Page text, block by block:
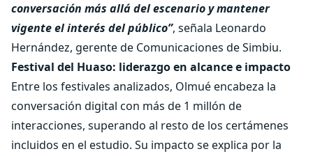
conversación más allá del escenario y mantener
vigente el interés del público”, señala Leonardo
Hernández, gerente de Comunicaciones de Simbiu.
Festival del Huaso: liderazgo en alcance e impacto
Entre los festivales analizados, Olmué encabeza la
conversación digital con más de 1 millón de
interacciones, superando al resto de los certámenes
incluidos en el estudio. Su impacto se explica por la